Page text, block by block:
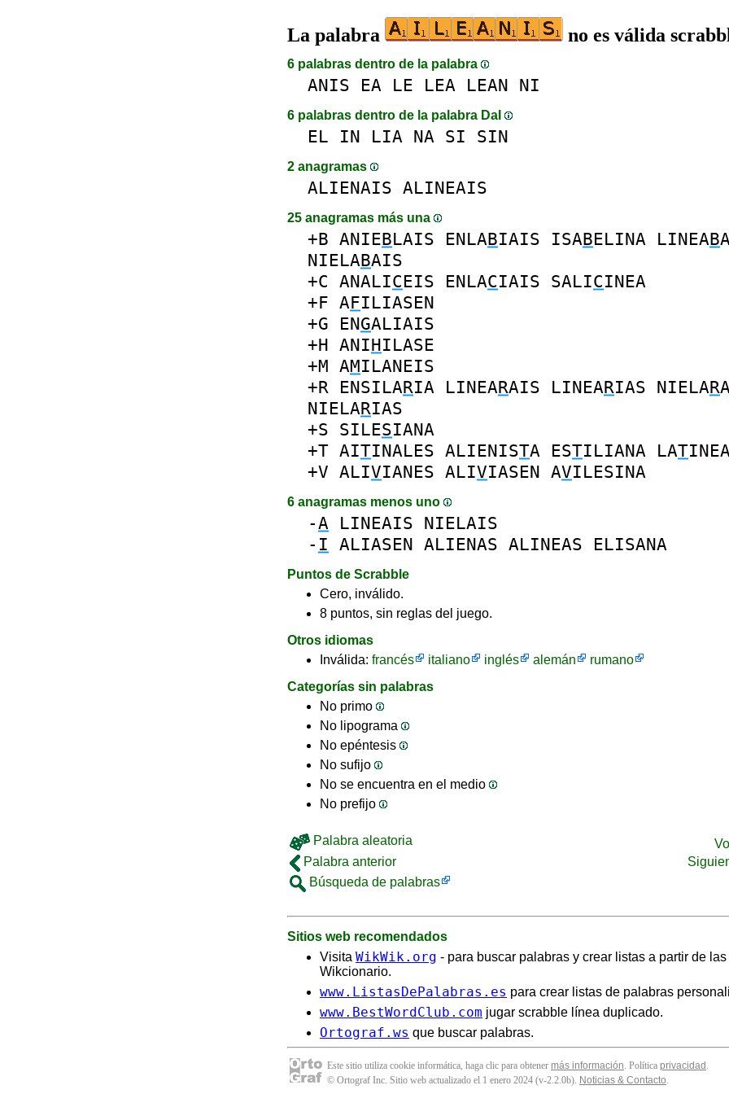
La palabra no es válida
6 palabras dentro de la palabra
ANIS EA LE LEA LEAN NI
6 palabras dentro de la palabra DaI
EL IN LIA NA SI SIN
2 anagramas
ALIENAIS ALINEAIS
25 anagramas más una
+B ANIEBLAIS ENLABIAIS ISABELINA LINEAB
NIELABAIS
+C ANALICEIS ENLACIAIS SALICINEA
+F AFILIASEN
+G ENGALIAIS
+H ANIHILASE
+M AMILANEIS
+R ENSILARIA LINEARAIS LINEARIAS NIELAR
NIELARIAS
+S SILESIANA
+T AITINALES ALIENISTA ESTILIANA LAT
+V ALIVIANES ALIVIASEN AVILESINA
6 anagramas menos uno
-A LINEAIS NIELAIS
- I ALIASEN ALIENAS ALINEAS ELISANA
Puntos de Scrabble
Cero, inválido.
8 puntos, sin reglas del juego.
Otros idiomas
Inválida: francés italiano inglés alemán
rumano
Categorías sin palabras
No primo
No lipograma
No epéntesis
No sufijo
No se encuentra en el medio
No prefijo
Palabra aleatoria
Palabra anterior
Búsqueda de palabras
Sitios web recomendados
Visita WikWik.org - para buscar palabras y crear listas a partir de
Wikcionario.
www.ListasDePalabras.es para crear listas de palabras
www.BestWordClub.com jugar scrabble línea duplicado.
Ortograf.ws que buscar palabras.
Este sitio utiliza cookie informática, haga clic para obtener más información. Política privacidad .
© Ortograf Inc. Sitio web actualizado el 1 enero 2024 (v-2.2.0b). Noticias & Contacto.